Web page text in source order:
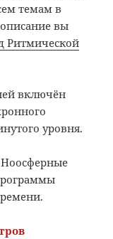
темам в
вы
Ритмической
включён
уровня.